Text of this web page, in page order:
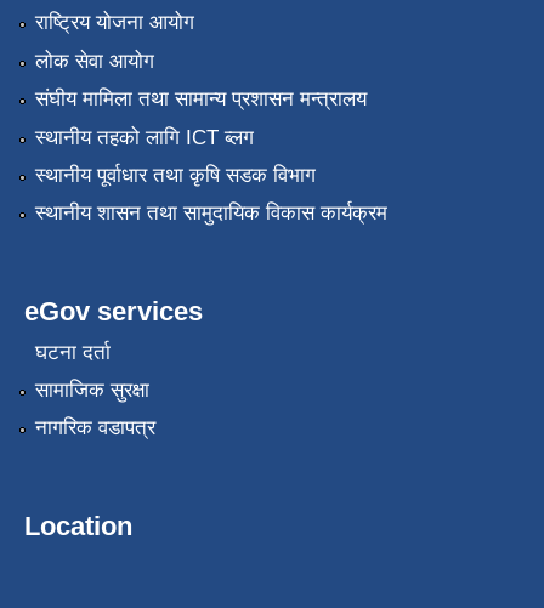
राष्ट्रिय योजना आयोग
लोक सेवा आयोग
संघीय मामिला तथा सामान्य प्रशासन मन्त्रालय
स्थानीय तहको लागि ICT ब्लग
स्थानीय पूर्वाधार तथा कृषि सडक विभाग
स्थानीय शासन तथा सामुदायिक विकास कार्यक्रम
eGov services
घटना दर्ता
सामाजिक सुरक्षा
नागरिक वडापत्र
Location